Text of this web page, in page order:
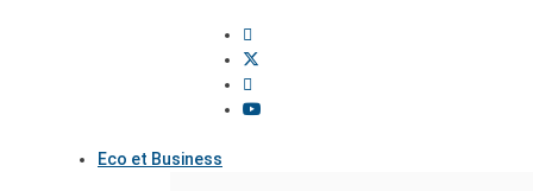
Eco et Business